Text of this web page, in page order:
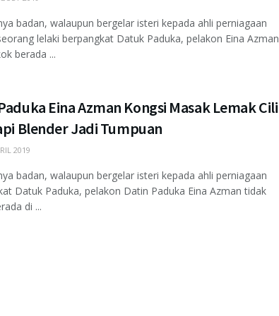
badan, walaupun bergelar isteri kepada ahli perniagaan
lelaki berpangkat Datuk Paduka, pelakon Eina Azman
berada ...
Eina Azman Kongsi Masak Lemak Cili
Blender Jadi Tumpuan
2019
badan, walaupun bergelar isteri kepada ahli perniagaan
Datuk Paduka, pelakon Datin Paduka Eina Azman tidak
di ...